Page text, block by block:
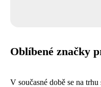
Oblíbené značky
V současné době se na